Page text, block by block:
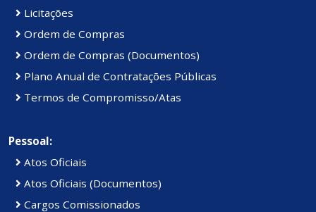
Licitações
Ordem de Compras
Ordem de Compras (Documentos)
Plano Anual de Contratações Públicas
Termos de Compromisso/Atas
Pessoal:
Atos Oficiais
Atos Oficiais (Documentos)
Cargos Comissionados